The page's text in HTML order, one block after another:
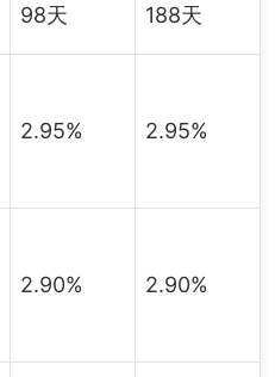
98天 188天
2.95% 2.95%
2.90% 2.90%